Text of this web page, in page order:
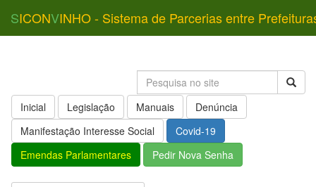
SICONVINHO - Sistema de Parcerias entre
Inicial Legislação Manuais
Denúncia
Manifestação Interesse Social
Covid-19
Emendas Parlamentares
Pedir Nova Senha